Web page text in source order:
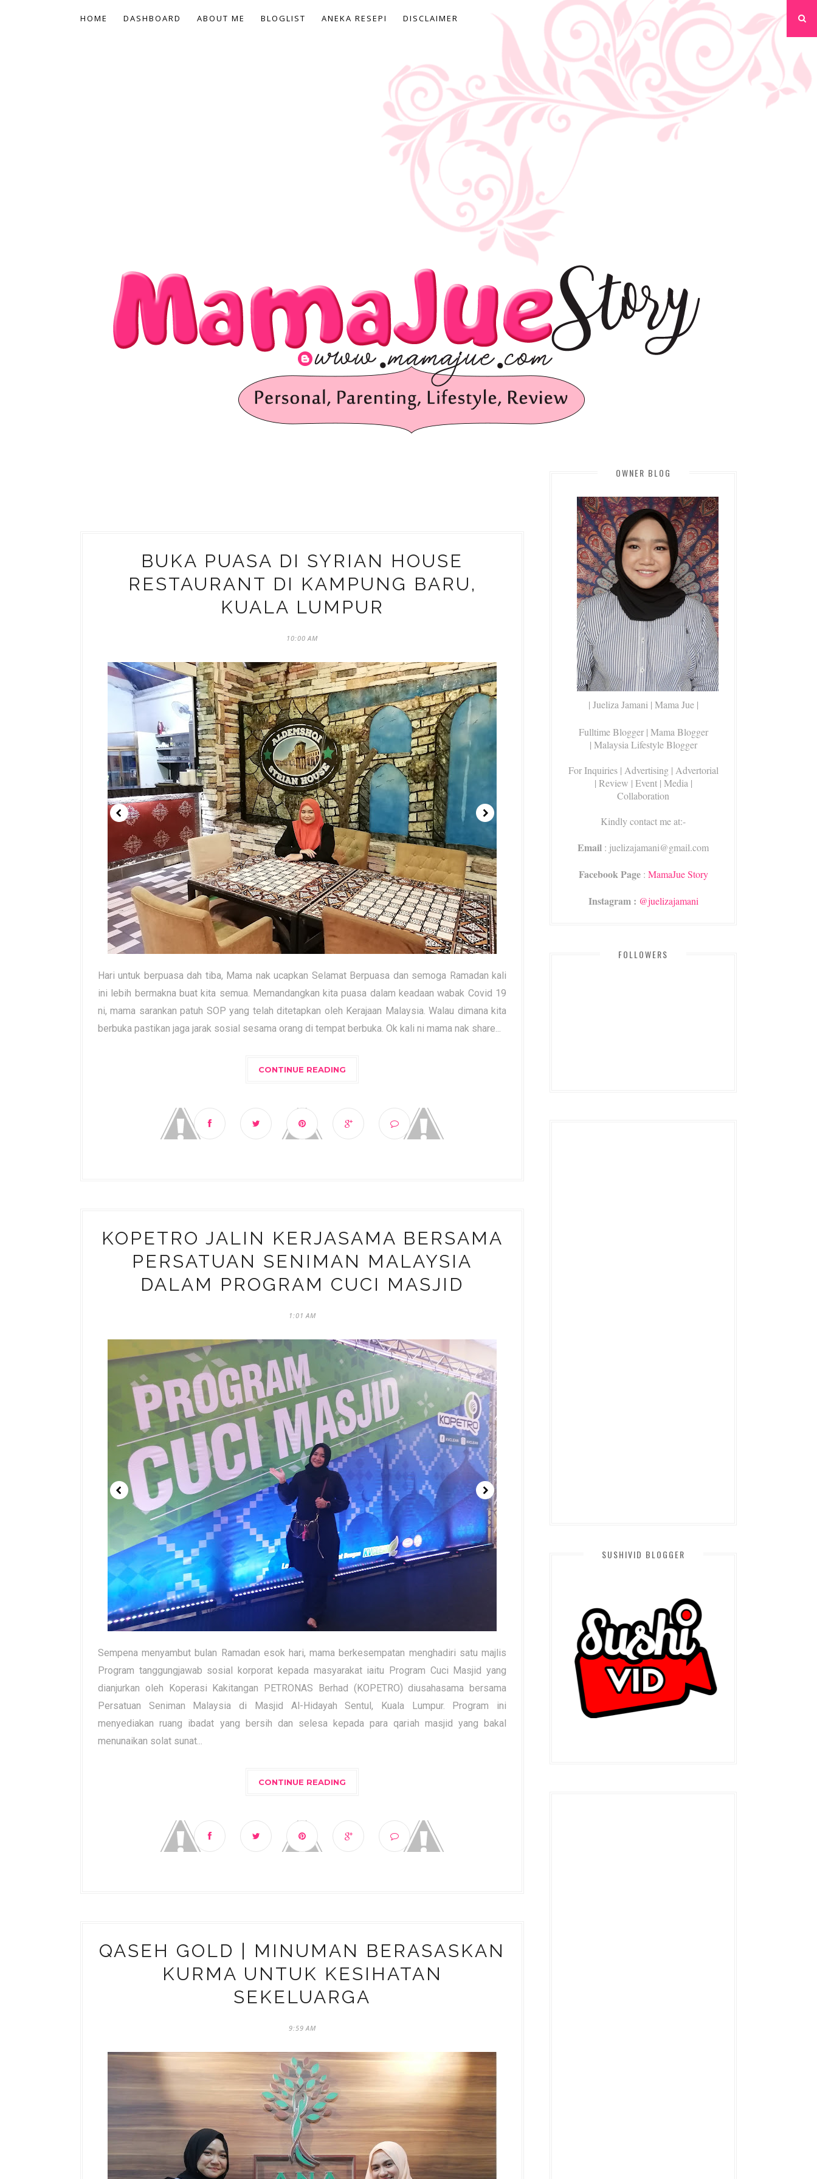
HOME DASHBOARD ABOUT ME BLOGLIST ANEKA RESEPI DISCLAIMER
BUKA PUASA DI SYRIAN HOUSE
RESTAURANT DI KAMPUNG BARU,
KUALA LUMPUR
10:00 AM
Hari untuk berpuasa dah tiba, Mama nak ucapkan Selamat Berpuasa dan semoga Ramadan kali
ini lebih bermakna buat kita semua. Memandangkan kita puasa dalam keadaan wabak Covid 19
ni, mama sarankan patuh SOP yang telah ditetapkan oleh Kerajaan Malaysia. Walau dimana kita
berbuka pastikan jaga jarak sosial sesama orang di tempat berbuka. Ok kali ni mama nak share...
CONTINUE READING
KOPETRO JALIN KERJASAMA BERSAMA
PERSATUAN SENIMAN MALAYSIA
DALAM PROGRAM CUCI MASJID
1:01 AM
Sempena menyambut bulan Ramadan esok hari, mama berkesempatan menghadiri satu majlis
Program tanggungjawab sosial korporat kepada masyarakat iaitu Program Cuci Masjid yang
dianjurkan oleh Koperasi Kakitangan PETRONAS Berhad (KOPETRO) diusahasama bersama
Persatuan Seniman Malaysia di Masjid Al-Hidayah Sentul, Kuala Lumpur. Program ini
menyediakan ruang ibadat yang bersih dan selesa kepada para qariah masjid yang bakal
menunaikan solat sunat...
CONTINUE READING
QASEH GOLD | MINUMAN BERASASKAN
KURMA UNTUK KESIHATAN
SEKELUARGA
9:59 AM
OWNER BLOG
| Jueliza Jamani | Mama Jue |
Fulltime Blogger | Mama Blogger
| Malaysia Lifestyle Blogger
For Inquiries | Advertising | Advertorial
| Review | Event | Media |
Collaboration
Kindly contact me at:-
Email : juelizajamani@gmail.com
Facebook Page: MamaJue Story
Instagram : @juelizajamani
FOLLOWERS
SUSHIVID BLOGGER